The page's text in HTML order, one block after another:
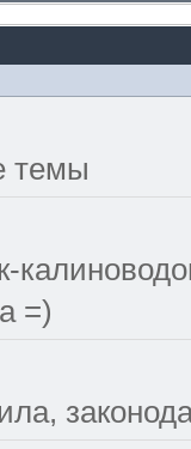
темы
=)